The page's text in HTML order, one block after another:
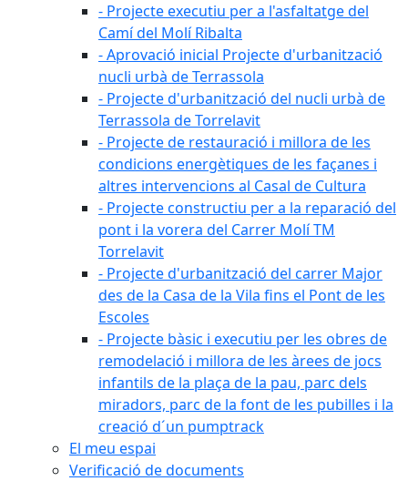
- Projecte executiu per a l'asfaltatge del
Camí del Molí Ribalta
- Aprovació inicial Projecte d'urbanització
nucli urbà de Terrassola
- Projecte d'urbanització del nucli urbà de
Terrassola de Torrelavit
- Projecte de restauració i millora de les
condicions energètiques de les façanes i
altres intervencions al Casal de Cultura
- Projecte constructiu per a la reparació del
pont i la vorera del Carrer Molí TM
Torrelavit
- Projecte d'urbanització del carrer Major
des de la Casa de la Vila fins el Pont de les
Escoles
- Projecte bàsic i executiu per les obres de
remodelació i millora de les àrees de jocs
infantils de la plaça de la pau, parc dels
miradors, parc de la font de les pubilles i la
creació d´un pumptrack
El meu espai
Verificació de documents